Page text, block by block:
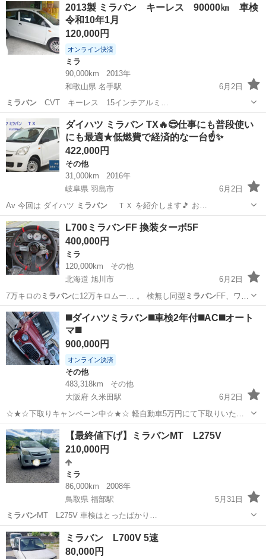
2013製 ミラバン キーレス 90000㎞ 車検
令和10年1月
120,000円
オンライン決済
ミラ
90,000km
2013年
和歌山県 名手駅
6月2日
ミラバンCVT キーレス 15インチアルミ…
紀の川市 ミラバン
ダイハツ ミラバン TX🔥😎仕事にも普段使い
にも最適★低燃費で経済的な一台☝️✨
422,000円
その他
31,000km
2016年
岐阜県 羽島市
6月2日
Av 今回は ダイハツ ミラバン ＴＸ を紹介します🎵 お…
岐阜 羽島市 ミラバン
L700ミラバンFF 換装ターボ5F
400,000円
ミラ
120,000km
その他
北海道 旭川市
6月2日
7万キロのミラバンに12万キロムー… 。 検無し同型 ミラバンFF、ワン
カム5…
北海道 旭川市 ミラ
◼️ダイハツミラバン◼️車検2年付◼️AC◼️オート
マ◼️
900,000円
オンライン決済
その他
483,318km
その他
大阪府 久米田駅
6月2日
☆★☆下取りキャンペーン中☆★☆ 軽自動車5万円にて下取りいたし
ます！！！ ●平成6年式 ●ダイハツミラウォークスルーバン ●レッドツ
ートン ●車検2年付 ●内、外装共に年式相応の傷、汚れ等はありますが
比較的に綺麗です。...
大阪 岸和田市 久米田駅
【最終値下げ】ミラバンMT L275V
210,000円
ミラ
86,000km
2008年
鳥取県 福部駅
5月31日
ミラバンMT L275V 車検はとったばかり…
鳥取 鳥取市 ミラバン
ミラバン L700V 5速
80,000円